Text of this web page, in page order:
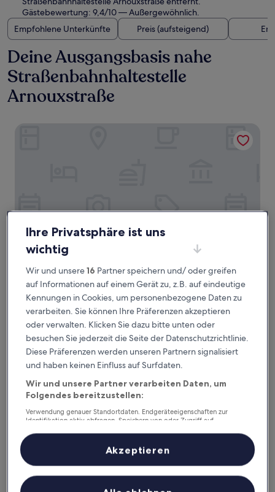
Gästebewertung: 9,4/10 — Außergewöhnlich.
Empfohlene Unterkünfte
Preis (aufsteigend)
Deine Ausgangsbasis nahe
Straßenbahnhaltestelle
Arnouxstraße
Hotel Pankow
Hotel Pankow
2,5 km von Straßenbahnhaltestelle Arnouxstraße entfernt
7.4
von
10,
Gut,
(521
Bewertungen)
7,4/10 Gut (521 Bewertungen)
Preis
beträgt
84 €
inkl. Steuern & Gebühren
23. Aug.–24. Aug.
Ihre Privatsphäre ist uns
wichtig
Wir und unsere16 Partner speichern und/ oder greifen
auf Informationen auf einem Gerät zu, z.B. auf eindeutige
Kennungen in Cookies, um personenbezogene Daten zu
verarbeiten. Sie können Ihre Präferenzen akzeptieren
oder verwalten. Klicken Sie dazu bitte unten oder
besuchen Sie jederzeit die Seite der Datenschutzrichtlinie.
Diese Präferenzen werden unseren Partnern signalisiert
und haben keinen Einfluss auf Surfdaten.
Wir und unsere Partner verarbeiten Daten, um
Folgendes bereitzustellen:
Verwendung genauer Standortdaten. Endgeräteeigenschaften zur
Identifikation aktiv abfragen. Speichern von oder Zugriff auf
Inhalte, Messung von Werbeleistung und der Performance von Inhalten,
Zielgruppenforschung sowie Entwicklung und Verbesserung von
Liste der Partner (Lieferanten)
Akzeptieren